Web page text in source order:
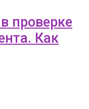
проверке
Как